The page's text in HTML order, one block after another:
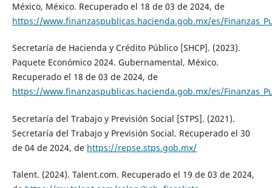
México, México. Recuperado el 18 de 03 de 2024, de
https://www.finanzaspublicas.hacienda.gob.mx/es/
Secretaría de Hacienda y Crédito Público [SHCP]. (2023).
Paquete Económico 2024. Gubernamental, México.
Recuperado el 18 de 03 de 2024, de
https://www.finanzaspublicas.hacienda.gob.mx/es/
Secretaría del Trabajo y Previsión Social [STPS]. (2021).
Secretaría del Trabajo y Previsión Social. Recuperado el 30
de 04 de 2024, de https://repse.stps.gob.mx/
Talent. (2024). Talent.com. Recuperado el 19 de 03 de 2024,